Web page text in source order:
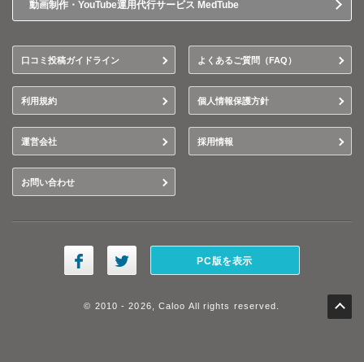
動画制作・YouTube運用代行サービス MedTube
口コミ投稿ガイドライン よくあるご質問（FAQ）
利用規約 個人情報保護方針
運営会社 採用情報
お問い合わせ
PC版を表示
© 2010 - 2026, Caloo All rights reserved.